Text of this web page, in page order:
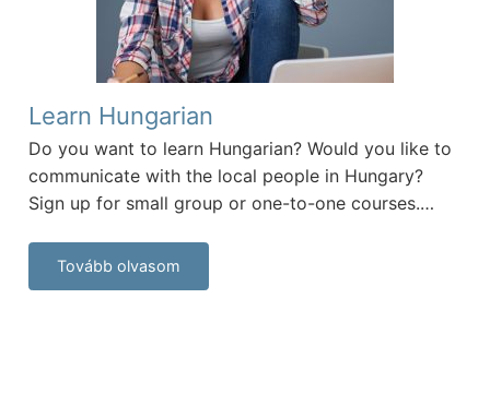
Learn Hungarian
Do you want to learn Hungarian? Would you like to
communicate with the local people in Hungary?
Sign up for small group or one-to-one courses.…
Tovább olvasom